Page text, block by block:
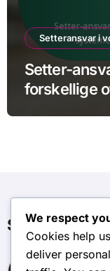
Setteransvar i
Setter-
forskellige
Søg
Search
We respect
Cookies help
deliver